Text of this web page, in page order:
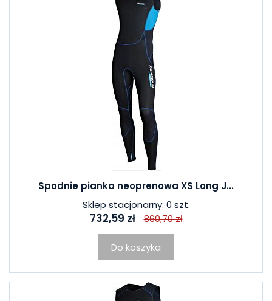
Spodnie pianka neoprenowa XS Long J...
Sklep stacjonarny: 0 szt.
732,59 zł 860,70 zł
Do koszyka